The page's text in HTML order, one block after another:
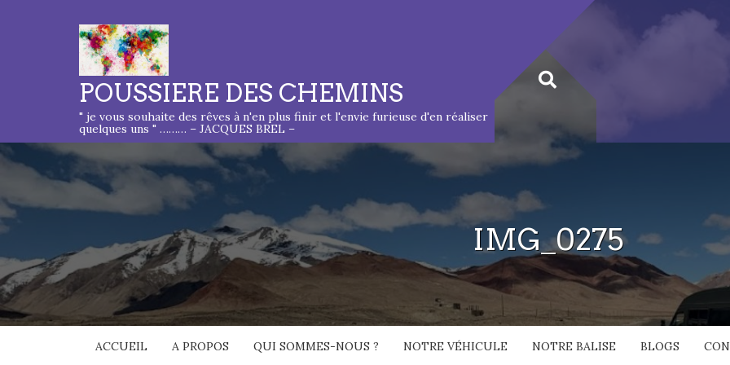
POUSSIERE DES CHEMINS
" je vous souhaite des rêves à n'en plus finir et l'envie furieuse d'en réaliser
quelques uns " ……… – JACQUES BREL –
IMG_0275
ACCUEIL A PROPOS QUI SOMMES-NOUS ? NOTRE VÉHICULE NOTRE BALISE BLOGS